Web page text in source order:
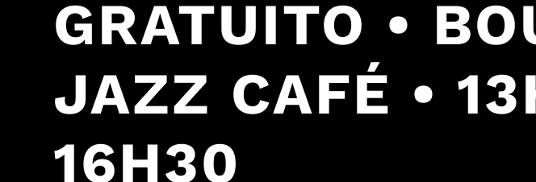
GRATUITO •
JAZZ CAFÉ •
16H30